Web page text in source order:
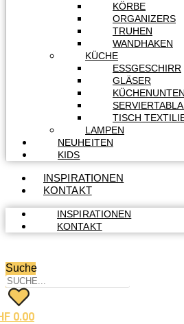
KÖRBE
ORGANIZERS
TRUHEN
WANDHAKEN
KÜCHE
ESSGESCHIRR
GLÄSER
TISCH
LAMPEN
NEUHEITEN
KIDS
INSPIRATIONEN
KONTAKT
INSPIRATIONEN
KONTAKT
Suche
0.00